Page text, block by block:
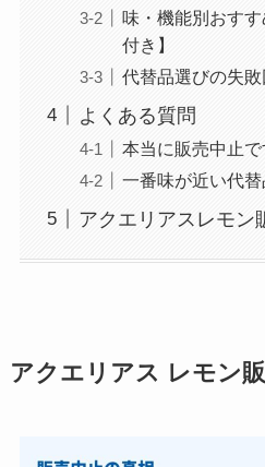
味・機能別おす
付き】
代替品選びの失
よくある質問
本当に販売中止で
一番味が近い代
アクエリアスレモン
アクエリアス レモン